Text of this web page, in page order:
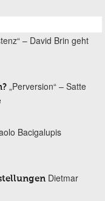
– David Brin geht
„Perversion“ – Satte
Bacigalupis
Dietmar